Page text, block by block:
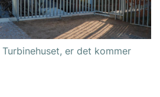
er det kommer